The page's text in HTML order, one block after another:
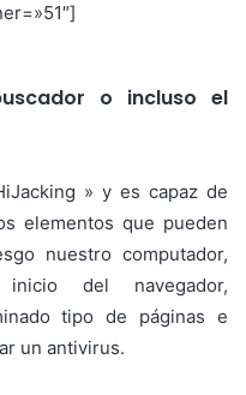
o incluso el
» y es capaz de
elementos que pueden
nuestro computador,
del navegador,
tipo de páginas e
un antivirus.